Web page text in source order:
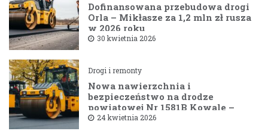
Dofinansowana przebudowa drogi
Orla – Mikłasze za 1,2 mln zł rusza
w 2026 roku
30 kwietnia 2026
Drogi i remonty
Nowa nawierzchnia i
bezpieczeństwo na drodze
powiatowej Nr 1581B Kowale –
Filipy
24 kwietnia 2026